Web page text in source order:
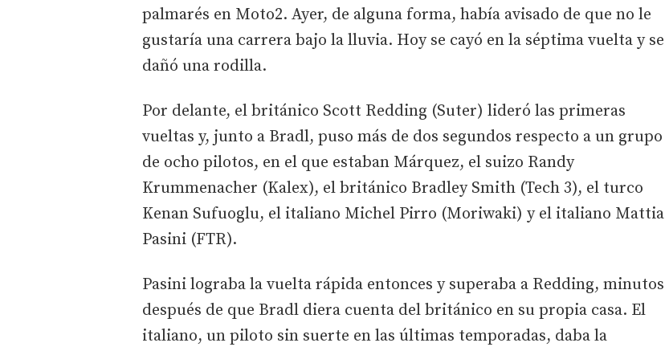
palmarés en Moto2. Ayer, de alguna forma, había avisado de que no le
gustaría una carrera bajo la lluvia. Hoy se cayó en la séptima vuelta y se
dañó una rodilla.
Por delante, el británico Scott Redding (Suter) lideró las primeras
vueltas y, junto a Bradl, puso más de dos segundos respecto a un grupo
de ocho pilotos, en el que estaban Márquez, el suizo Randy
Krummenacher (Kalex), el británico Bradley Smith (Tech 3), el turco
Kenan Sufuoglu, el italiano Michel Pirro (Moriwaki) y el italiano Mattia
Pasini (FTR).
Pasini lograba la vuelta rápida entonces y superaba a Redding, minutos
después de que Bradl diera cuenta del británico en su propia casa. El
italiano, un piloto sin suerte en las últimas temporadas, daba la